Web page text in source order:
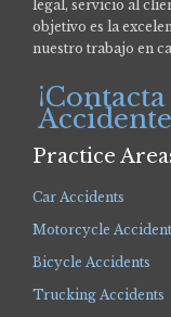
legal, servicio al
objetivo es la
nuestro trabajo en
Practice
Car Accidents
Motorcycle
Bicycle Accidents
Trucking Accidents